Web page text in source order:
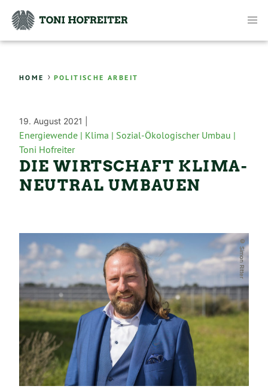
HOME › POLITISCHE ARBEIT
19. August 2021 |
Energiewende | Klima | Sozial-Ökologischer Umbau |
Toni Hofreiter
DIE WIRTSCHAFT KLIMA­
NEUTRAL UMBAUEN
© Simon Ritter